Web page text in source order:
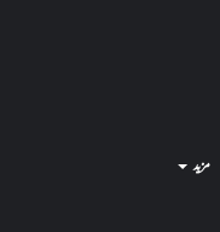
مزید